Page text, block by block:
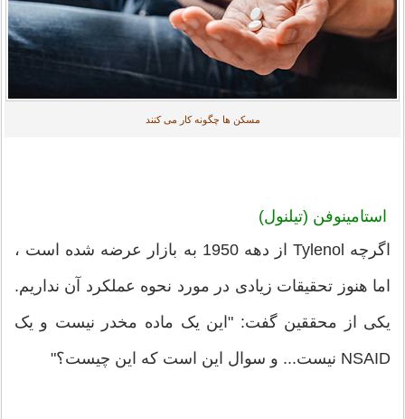
مسکن ها چگونه کار می کنند
استامینوفن (تیلنول)
اگرچه Tylenol از دهه 1950 به بازار عرضه شده است ،
اما هنوز تحقیقات زیادی در مورد نحوه عملکرد آن نداریم.
یکی از محققین گفت: "این یک ماده مخدر نیست و یک
NSAID نیست... و سوال این است که این چیست؟"